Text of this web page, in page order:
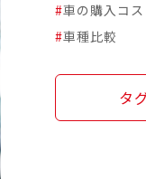
#車の購入コス
#車種比較
タ